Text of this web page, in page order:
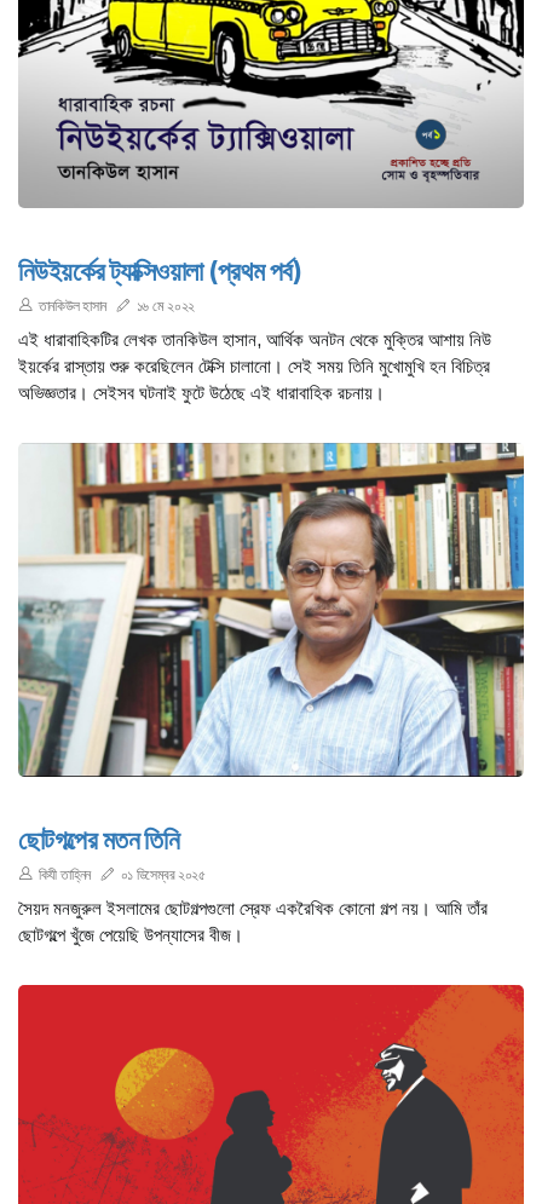
নিউইয়র্কের ট্যাক্সিওয়ালা (প্রথম পর্ব)
তানকিউল হাসান ১৬ মে ২০২২
এই ধারাবাহিকটির লেখক তানকিউল হাসান, আর্থিক অনটন থেকে মুক্তির আশায় নিউ
ইয়র্কের রাস্তায় শুরু করেছিলেন টেক্সি চালানো। সেই সময় তিনি মুখোমুখি হন বিচিত্র
অভিজ্ঞতার। সেইসব ঘটনাই ফুটে উঠেছে এই ধারাবাহিক রচনায়।
ছোটগল্পের মতন তিনি
কিযী তাহ্নিন ০১ ডিসেম্বর ২০২৫
সৈয়দ মনজুরুল ইসলামের ছোটগল্পগুলো স্রেফ একরৈখিক কোনো গল্প নয়। আমি তাঁর
ছোটগল্পে খুঁজে পেয়েছি উপন্যাসের বীজ।